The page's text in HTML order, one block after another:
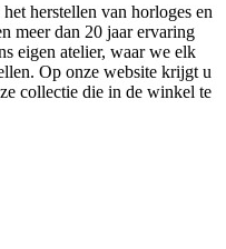
herstellen van horloges en
meer dan 20 jaar ervaring
eigen atelier, waar we elk
Op onze website krijgt u
collectie die in de winkel te